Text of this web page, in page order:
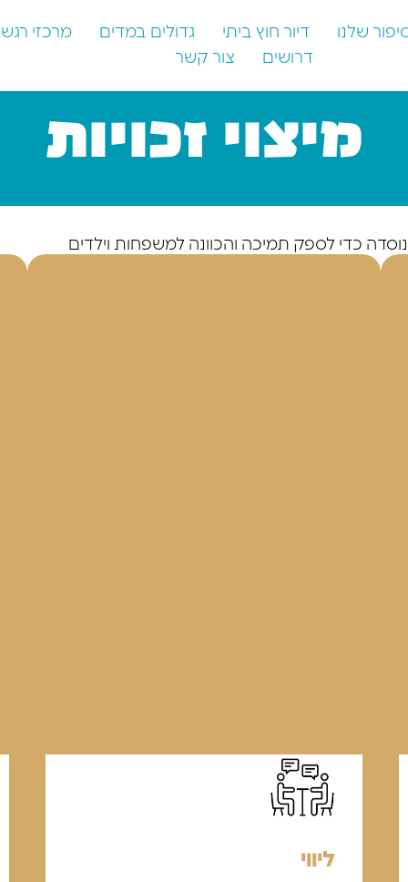
שלנו דיור חוץ ביתי גדולים במדים
מרכזי רגש
דרושים
צור קשר
מיצוי זכויות
כדי לספק תמיכה והכוונה למשפחות וילדים
הממשלתיים והארגוניים. המחלקה פועלת מתוך
ליווי